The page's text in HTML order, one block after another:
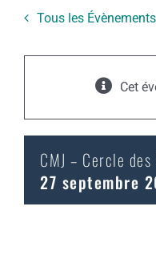
Tous les Évènements
Cet
CMJ – Cercle
27 septembre